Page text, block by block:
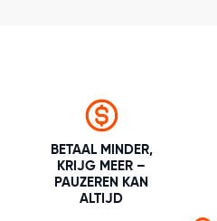
BETAAL MINDER,
KRIJG MEER –
PAUZEREN KAN
ALTIJD